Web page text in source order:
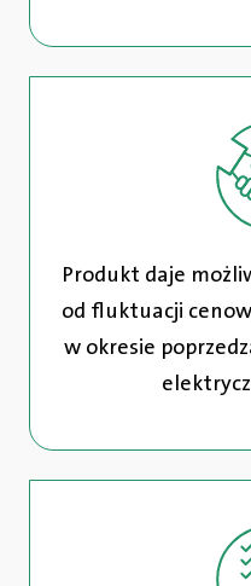
Produkt daje
od fluktuacji
w okresie